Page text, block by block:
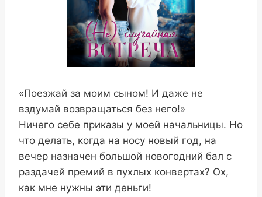
«Поезжай за моим сыном! И даже не
вздумай возвращаться без него!»
Ничего себе приказы у моей начальницы. Но
что делать, когда на носу новый год, на
вечер назначен большой новогодний бал с
раздачей премий в пухлых конвертах? Ох,
как мне нужны эти деньги!